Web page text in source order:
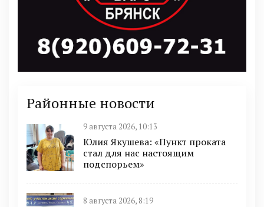
Районные новости
9 августа 2026, 10:13
Юлия Якушева: «Пункт проката
стал для нас настоящим
подспорьем»
8 августа 2026, 8:19